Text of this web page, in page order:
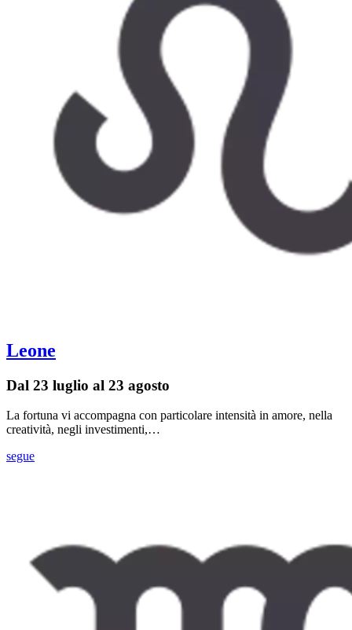
Leone
Dal 23 luglio al 23 agosto
La fortuna vi accompagna con particolare intensità in amore, nella
creatività, negli investimenti,…
segue